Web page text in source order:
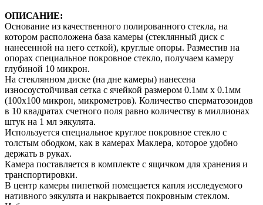
ОПИСАНИЕ:
Основание из качественного полированного стекла, на
котором расположена база камеры (стеклянный диск с
нанесенной на него сеткой), круглые опоры. Разместив на
опорах специальное покровное стекло, получаем камеру
глубиной 10 микрон.
На стеклянном диске (на дне камеры) нанесена
износоустойчивая сетка с ячейкой размером 0.1мм x 0.1мм
(100х100 микрон, микрометров). Количество сперматозоидов
в 10 квадратах счетного поля равно количеству в миллионах
штук на 1 мл эякулята.
Используется специальное круглое покровное стекло с
толстым ободком, как в камерах Маклера, которое удобно
держать в руках.
Камера поставляется в комплекте с ящичком для хранения и
транспортировки.
В центр камеры пипеткой помещается капля исследуемого
нативного эякулята и накрывается покровным стеклом.